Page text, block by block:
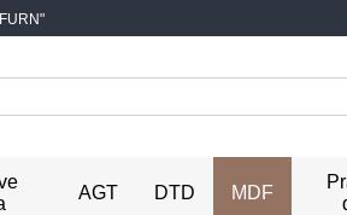
AGT DTD MDF